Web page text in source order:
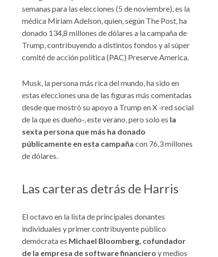
semanas para las elecciones (5 de noviembre), es la
médica Miriam Adelson, quien, según The Post, ha
donado 134,8 millones de dólares a la campaña de
Trump, contribuyendo a distintos fondos y al súper
comité de acción política (PAC) Preserve America.
Musk, la persona más rica del mundo, ha sido en
estas elecciones una de las figuras más comentadas
desde que mostró su apoyo a Trump en X -red social
de la que es dueño-, este verano, pero solo es la
sexta persona que más ha donado
públicamente en esta campaña con 76,3 millones
de dólares.
Las carteras detrás de Harris
El octavo en la lista de principales donantes
individuales y primer contribuyente público
demócrata es Michael Bloomberg, cofundador
de la empresa de software financiero y medios